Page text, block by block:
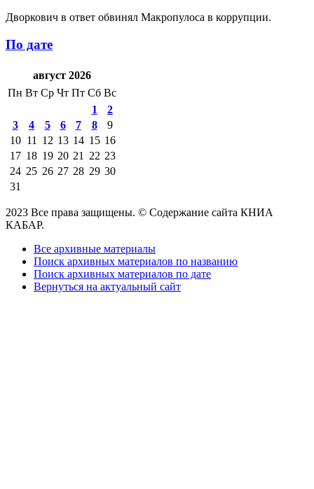
Дворкович в ответ обвинял Макропулоса в коррупции.
По дате
август 2026
Пн Вт Ср Чт Пт Сб Вс
1
2
3
4 5 6 7 8
9
10 11 12 13 14 15 16
17 18 19 20 21 22 23
24 25 26 27 28 29 30
31
2023 Все права защищены. © Содержание сайта КНИА
КАБАР.
Все архивные материалы
Поиск архивных материалов по названию
Поиск архивных материалов по дате
Вернуться на актуальный сайт